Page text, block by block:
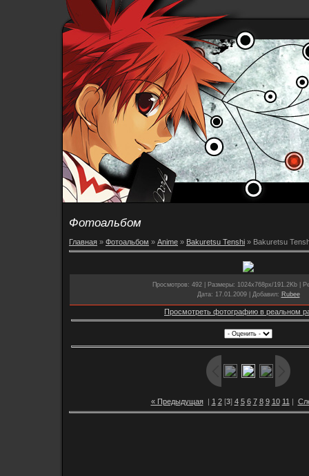
Фотоальбом
Главная » Фотоальбом » Anime » Bakuretsu Tenshi » Bakuretsu
Просмотров: 492 | Размеры: 1024x768px/191.2Kb |
Дата: 17.01.2009 | Добавил: Rubee
Просмотреть фотографию в реальном
« Предыдущая| 1 2[3] 4 5 6 7 8 9 10 11 |